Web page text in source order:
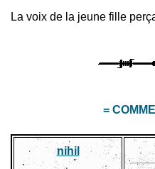
La voix de la jeune fille
=
nihil